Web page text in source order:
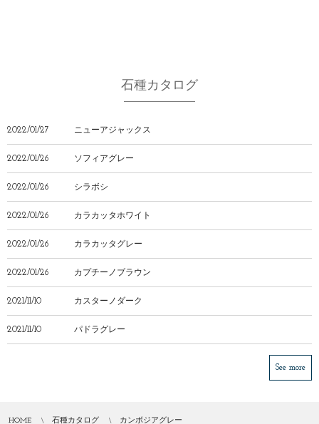
石種カタログ
2022/01/27 ニューアジャックス
2022/01/26 ソフィアグレー
2022/01/26 シラボシ
2022/01/26 カラカッタホワイト
2022/01/26 カラカッタグレー
2022/01/26 カプチーノブラウン
2021/11/10 カスターノダーク
2021/11/10 パドラグレー
See more
HOME 石種カタログ カンボジアグレー